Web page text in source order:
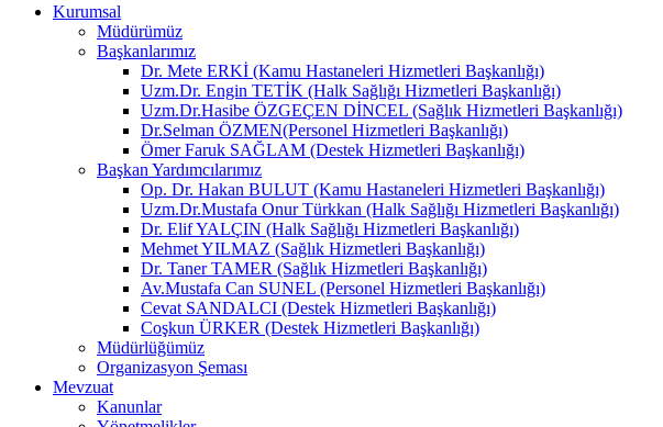
Kurumsal
Müdürümüz
Başkanlarımız
Dr. Mete ERKİ (Kamu Hastaneleri Hizmetleri Başkanlığı)
Uzm.Dr. Engin TETİK (Halk Sağlığı Hizmetleri Başkanlığı)
Uzm.Dr.Hasibe ÖZGEÇEN DİNCEL (Sağlık Hizmetleri Başkanlığı)
Dr.Selman ÖZMEN(Personel Hizmetleri Başkanlığı)
Ömer Faruk SAĞLAM (Destek Hizmetleri Başkanlığı)
Başkan Yardımcılarımız
Op. Dr. Hakan BULUT (Kamu Hastaneleri Hizmetleri Başkanlığı)
Uzm.Dr.Mustafa Onur Türkkan (Halk Sağlığı Hizmetleri Başkanlığı)
Dr. Elif YALÇIN (Halk Sağlığı Hizmetleri Başkanlığı)
Mehmet YILMAZ (Sağlık Hizmetleri Başkanlığı)
Dr. Taner TAMER (Sağlık Hizmetleri Başkanlığı)
Av.Mustafa Can SUNEL (Personel Hizmetleri Başkanlığı)
Cevat SANDALCI (Destek Hizmetleri Başkanlığı)
Coşkun ÜRKER (Destek Hizmetleri Başkanlığı)
Müdürlüğümüz
Organizasyon Şeması
Mevzuat
Kanunlar